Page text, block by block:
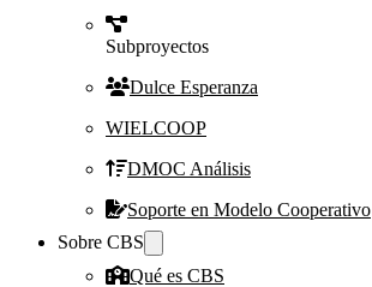
Subproyectos
Dulce Esperanza
WIELCOOP
DMOC Análisis
Soporte en Modelo Cooperativo
Sobre CBS
Qué es CBS